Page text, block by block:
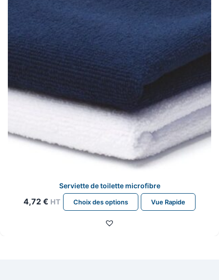
sur
page
du
produit
Serviette de toilette microfibre
4,72 € HT Choix des options
Ce
produit
Vue Rapide